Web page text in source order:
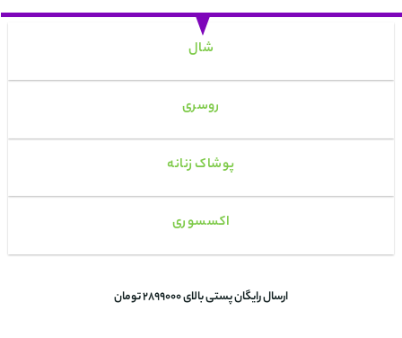
شال
روسری
پوشاک زنانه
اکسسوری
ارسال رایگان پستی بالای 2899000 تومان